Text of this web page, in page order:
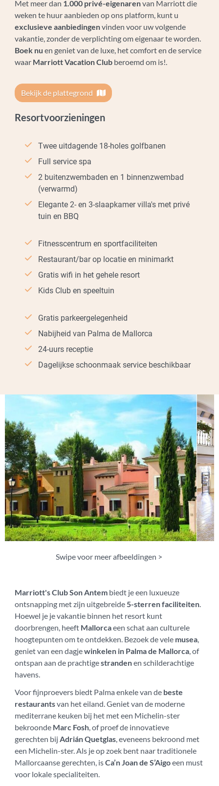
Met meer dan 1.000 privé-eigenarenvan Marriott die
weken te huur aanbieden op ons platform, kunt u
exclusieve aanbiedingenvinden voor uw volgende
vakantie, zonder de verplichting om eigenaar te worden.
Boek nu en geniet van de luxe, het comfort en de service
waar Marriott Vacation Club beroemd om is!.
Bekijk de plattegrond
Resortvoorzieningen
Twee uitdagende 18-holes golfbanen
Full service spa
2 buitenzwembaden en 1 binnenzwembad
(verwarmd)
Elegante 2- en 3-slaapkamer villa's met privé
tuin en BBQ
Fitnesscentrum en sportfaciliteiten
Restaurant/bar op locatie en minimarkt
Gratis wifi in het gehele resort
Kids Club en speeltuin
Gratis parkeergelegenheid
Nabijheid van Palma de Mallorca
24-uurs receptie
Dagelijkse schoonmaak service beschikbaar
Swipe voor meer afbeeldingen >
Marriott's Club Son Antem biedt je een luxueuze
ontsnapping met zijn uitgebreide 5-sterren faciliteiten
Hoewel je je vakantie binnen het resort kunt
doorbrengen, heeft Mallorcaeen schat aan culturele
hoogtepunten om te ontdekken. Bezoek de vele musea
geniet van een dagjewinkelen in Palma de Mallorca , of
ontspan aan de prachtigestrandenen schilderachtige
havens.
Voor fijnproevers biedt Palma enkele van de beste
restaurantsvan het eiland. Geniet van de moderne
mediterrane keuken bij het met een Michelin-ster
bekroonde Marc Fosh , of proef de innovatieve
gerechten bij Adrián Quetglas , eveneens bekroond met
een Michelin-ster. Als je op zoek bent naar traditionele
Mallorcaanse gerechten, isCa’n Joan de S’Aigoeen must
voor lokale specialiteiten.